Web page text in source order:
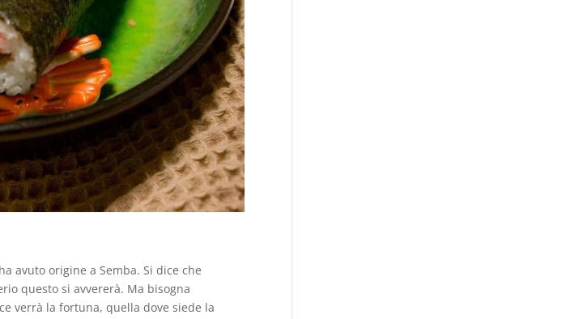
avuto origine a Semba. Si dice che
questo si avvererà. Ma bisogna
verrà la fortuna, quella dove siede la